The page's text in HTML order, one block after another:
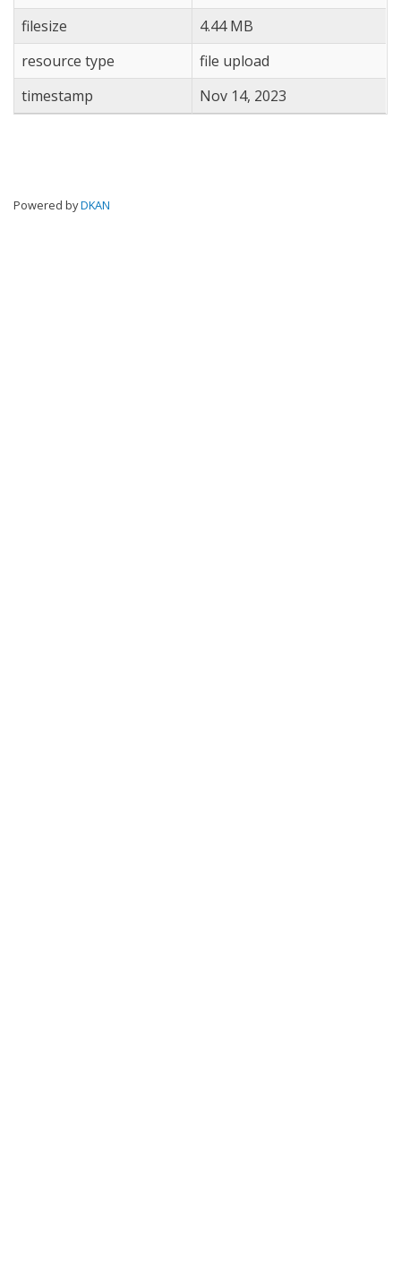
filesize
4.44 MB
resource type
file upload
timestamp
Nov 14, 2023
Powered byDKAN